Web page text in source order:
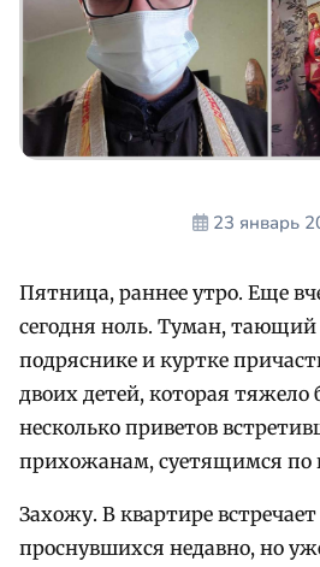
23 январь
Пятница, раннее утро. Еще
сегодня ноль. Туман, тающий
подряснике и куртке
двоих детей, которая тяжело
несколько приветов
прихожанам, суетящимся по
Захожу. В квартире
проснувшихся недавно, но